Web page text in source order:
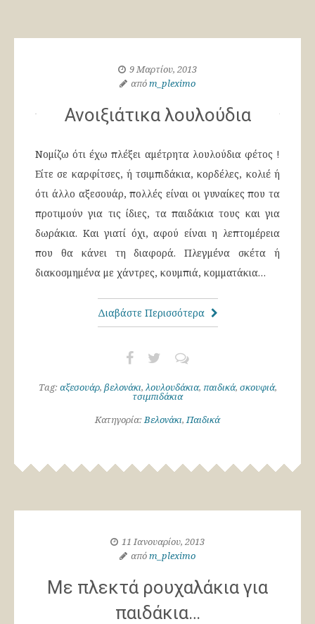
9 Μαρτίου, 2013
απόm_pleximo
Ανοιξιάτικα λουλούδια
Νομίζω ότι έχω πλέξει αμέτρητα λουλούδια φέτος !
Είτε σε καρφίτσες, ή τσιμπιδάκια, κορδέλες, κολιέ ή
ότι άλλο αξεσουάρ, πολλές είναι οι γυναίκες που τα
προτιμούν για τις ίδιες, τα παιδάκια τους και για
δωράκια. Και γιατί όχι, αφού είναι η λεπτομέρεια
που θα κάνει τη διαφορά. Πλεγμένα σκέτα ή
διακοσμημένα με χάντρες, κουμπιά, κομματάκια…
Διαβάστε Περισσότερα
Tag: αξεσουάρ, βελονάκι, λουλουδάκια, παιδικά, σκουφιά,
τσιμπιδάκια
Κατηγορία:Βελονάκι,Παιδικά
11 Ιανουαρίου, 2013
απόm_pleximo
Με πλεκτά ρουχαλάκια για
παιδάκια…